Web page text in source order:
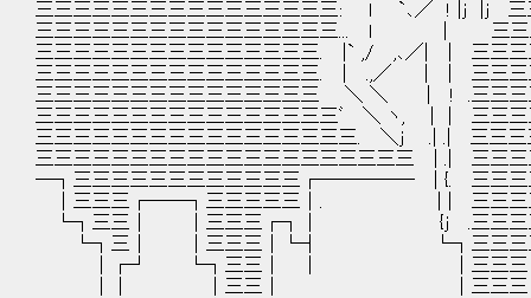
三三三三三三三三三三三三三三三三: l `､／ ! |j |j 三三
三三三三三三三三三三三三三三三三... l | 三三三
三三三三三三三三三三三三三三三. |` ,/ ,､／| | 三三三
三三三三三三三三三三三三三三三. | .,／ | | 三三三三
三三三三三三三三三三三三三三三 ＼ ＼ | ! .三三三三
三三三三三三三三三三三三三三三三ﾞ ＼ ヽ, | | 三三三
三三三三三三三三三三三三三三三三三. ＼j .| .| 三三三
三三三三三三三三三三三三三三三三三三三三 | .| 三三
─┐三三三三三三三三三三三三┌────― | {. 三三三
│三三三┌──┐三三三三三│. | | 三三三三三
└┐三三│ │三三三┌┐│ {j .三三三三三
└┐三│ │三三三│└┤ └┐三三三三三
│┌┘ └┐三三│ │ │三三三
││ │三三│ │三三三│